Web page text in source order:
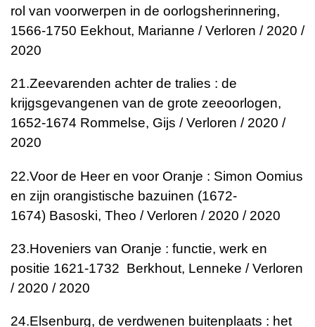
rol van voorwerpen in de oorlogsherinnering,
1566-1750 Eekhout, Marianne / Verloren / 2020 /
2020
21.Zeevarenden achter de tralies : de
krijgsgevangenen van de grote zeeoorlogen,
1652-1674 Rommelse, Gijs / Verloren / 2020 /
2020
22.Voor de Heer en voor Oranje : Simon Oomius
en zijn orangistische bazuinen (1672-
1674) Basoski, Theo / Verloren / 2020 / 2020
23.Hoveniers van Oranje : functie, werk en
positie 1621-1732 Berkhout, Lenneke / Verloren
/ 2020 / 2020
24.Elsenburg, de verdwenen buitenplaats : het